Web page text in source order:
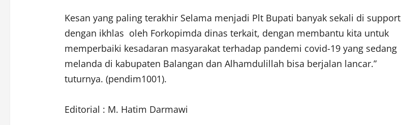
Kesan yang paling terakhir Selama menjadi Plt Bupati banyak sekali di support
dengan ikhlas oleh Forkopimda dinas terkait, dengan membantu kita untuk
memperbaiki kesadaran masyarakat terhadap pandemi covid-19 yang sedang
melanda di kabupaten Balangan dan Alhamdulillah bisa berjalan lancar.”
tuturnya. (pendim1001).
Editorial : M. Hatim Darmawi